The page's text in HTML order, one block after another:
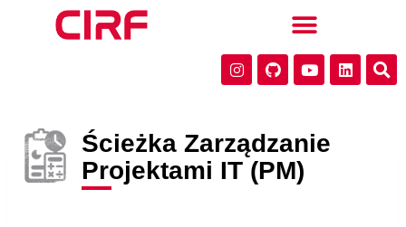
Ścieżka Zarządzanie
Projektami IT (PM)